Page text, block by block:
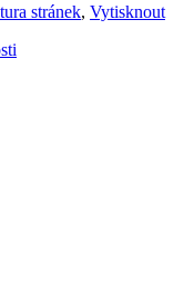
stránek, Vytisknout